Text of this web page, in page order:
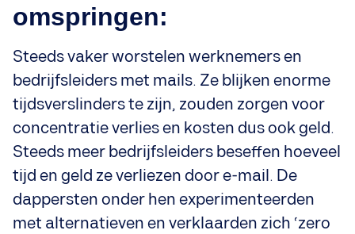
omspringen:
Steeds vaker worstelen werknemers en
bedrijfsleiders met mails. Ze blijken enorme
tijdsverslinders te zijn, zouden zorgen voor
concentratie verlies en kosten dus ook geld.
Steeds meer bedrijfsleiders beseffen hoeveel
tijd en geld ze verliezen door e-mail. De
dappersten onder hen experimenteerden
met alternatieven en verklaarden zich ‘zero